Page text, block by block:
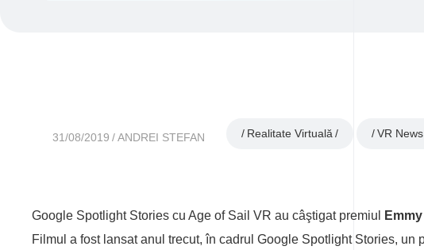
31/08/2019 ANDREI STEFAN Realitate Virtuală VR News
Google Spotlight Stories cu Age of Sail VR au câştigat premiul Emmy
Filmul a fost lansat anul trecut, în cadrul Google Spotlight Stories,